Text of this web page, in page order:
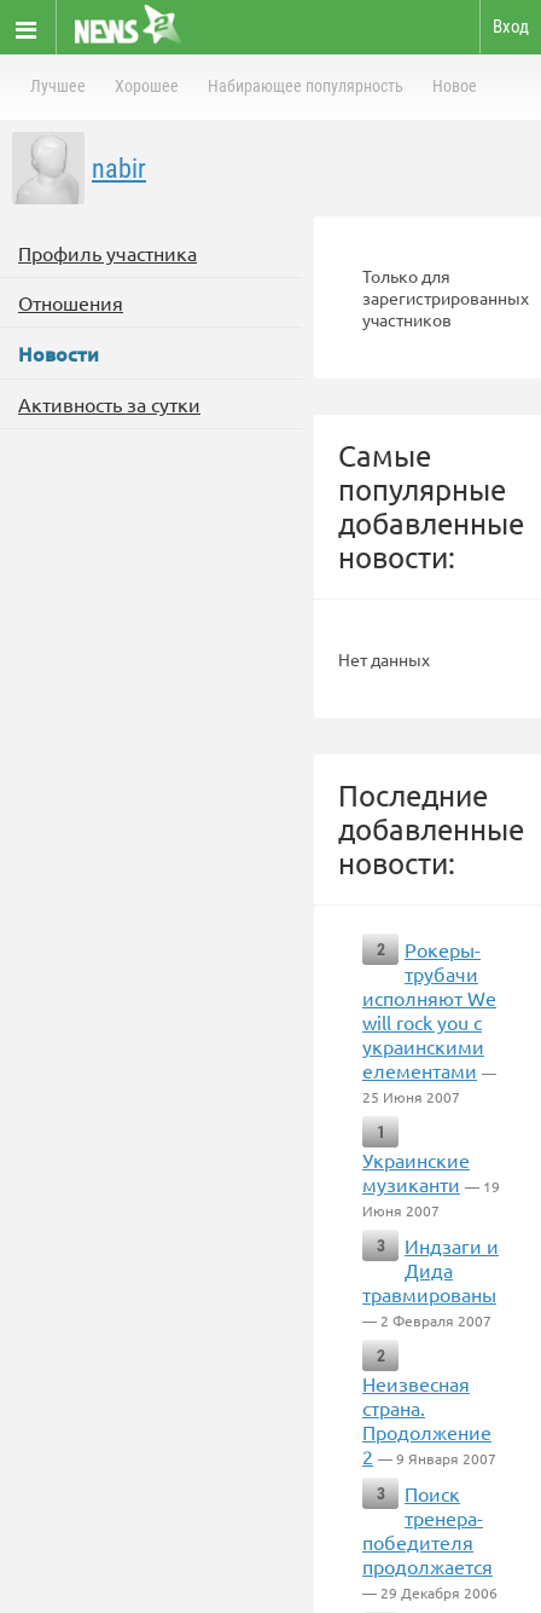
Вход
Лучшее Хорошее Набирающее популярность Новое
nabir
Профиль участника
Отношения
Новости
Активность за сутки
Только для
зарегистрированных
участников
Самые
популярные
добавленные
новости:
Нет данных
Последние
добавленные
новости:
2
Рокеры-
трубачи
исполняют We
will rock you с
украинскими
елементами —
25 Июня 2007
1
Украинские
музиканти — 19
Июня 2007
3
Индзаги и
Дида
травмированы
— 2 Февраля 2007
2
Неизвесная
страна.
Продолжение
2 — 9 Января 2007
3
Поиск
тренера-
победителя
продолжается
— 29 Декабря 2006